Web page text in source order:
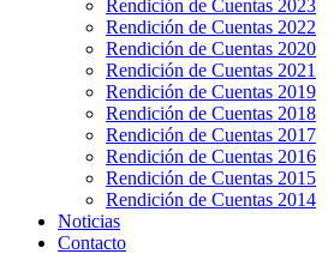
Rendición de Cuentas 2023
Rendición de Cuentas 2022
Rendición de Cuentas 2020
Rendición de Cuentas 2021
Rendición de Cuentas 2019
Rendición de Cuentas 2018
Rendición de Cuentas 2017
Rendición de Cuentas 2016
Rendición de Cuentas 2015
Rendición de Cuentas 2014
Noticias
Contacto